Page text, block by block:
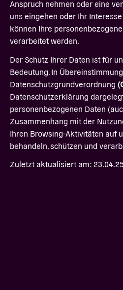
Anspruch nehmen oder eine
uns eingehen oder Ihr
können Ihre
verarbeitet werden.
Der Schutz Ihrer Daten ist für
Bedeutung. In
Datenschutzgrundverordnung
Datenschutzerklärung
personenbezogenen Daten
Zusammenhang mit der
Ihren Browsing-Aktivitäten auf
behandeln, schützen und
Zuletzt aktualisiert am: 23.04.25